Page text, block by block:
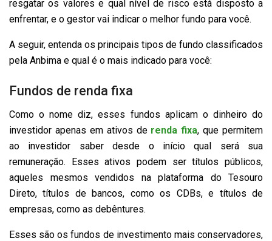
resgatar os valores e qual nível de risco está disposto a
enfrentar, e o gestor vai indicar o melhor fundo para você.
A seguir, entenda os principais tipos de fundo classificados
pela Anbima e qual é o mais indicado para você:
Fundos de renda fixa
Como o nome diz, esses fundos aplicam o dinheiro do
investidor apenas em ativos de renda fixa, que permitem
ao investidor saber desde o início qual será sua
remuneração. Esses ativos podem ser títulos públicos,
aqueles mesmos vendidos na plataforma do Tesouro
Direto, títulos de bancos, como os CDBs, e títulos de
empresas, como as debêntures.
Esses são os fundos de investimento mais conservadores,